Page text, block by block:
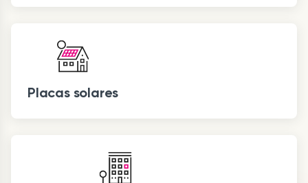
Placas solares